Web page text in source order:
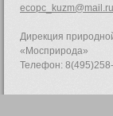
ecopc_kuzm@mail.ru
Дирекция
«Мосприрода»
Телефон: